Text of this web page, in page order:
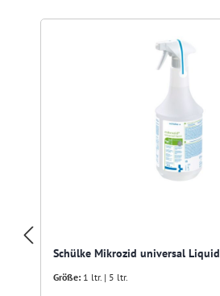
Schülke Mikrozid universal Liquid
Größe: 1 ltr. | 5 ltr.